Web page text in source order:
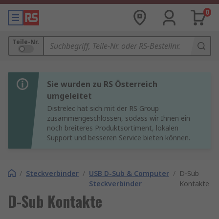
0
Teile-Nr.
Sie wurden zu RS Österreich
umgeleitet
Distrelec hat sich mit der RS Group
zusammengeschlossen, sodass wir Ihnen ein
noch breiteres Produktsortiment, lokalen
Support und besseren Service bieten können.
/ Steckverbinder / USB D-Sub & Computer
Steckverbinder
/ D-Sub
Kontakte
D-Sub Kontakte